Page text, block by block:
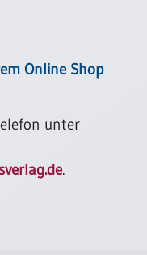
Online Shop
unter
.